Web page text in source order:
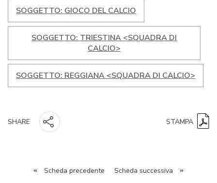
SOGGETTO: GIOCO DEL CALCIO
SOGGETTO: TRIESTINA <SQUADRA DI
CALCIO>
SOGGETTO: REGGIANA <SQUADRA DI CALCIO>
SHARE STAMPA
« Scheda precedente Scheda successiva »